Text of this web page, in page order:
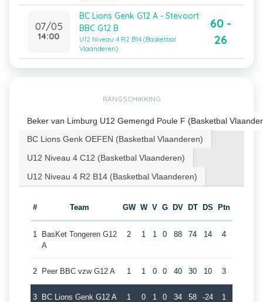
07/05
14:00
BC Lions Genk G12 A - Stevoort
BBC G12 B
U12 Niveau 4 R2 B14 (Basketbal
Vlaanderen)
60 -
26
RANGSCHIKKING
Beker van Limburg U12 Gemengd Poule F (Basketbal
BC Lions Genk OEFEN (Basketbal Vlaanderen)
U12 Niveau 4 C12 (Basketbal Vlaanderen)
U12 Niveau 4 R2 B14 (Basketbal Vlaanderen)
# Team GW W V G DV DT DS Ptn
1
BasKet Tongeren G12
A
2 1 1 0 88 74 14 4
2 Peer BBC vzw G12 A 1 1 0 0 40 30 10 3
3 BC Lions Genk G12 A 1 0 1 0 34 58 -24 1